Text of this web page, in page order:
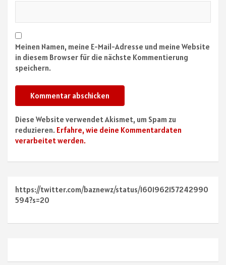
Meinen Namen, meine E-Mail-Adresse und meine Website
in diesem Browser für die nächste Kommentierung
speichern.
Diese Website verwendet Akismet, um Spam zu
reduzieren. Erfahre, wie deine Kommentardaten
verarbeitet werden.
https://twitter.com/baznewz/status/1601962157242990
594?s=20